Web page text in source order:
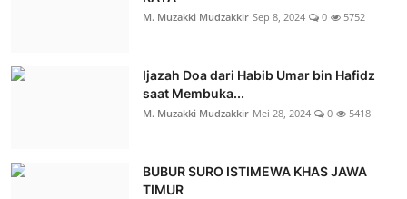
M. Muzakki Mudzakkir Sep 8, 2024 0 5752
Ijazah Doa dari Habib Umar bin Hafidz
saat Membuka...
M. Muzakki Mudzakkir Mei 28, 2024 0 5418
BUBUR SURO ISTIMEWA KHAS JAWA
TIMUR